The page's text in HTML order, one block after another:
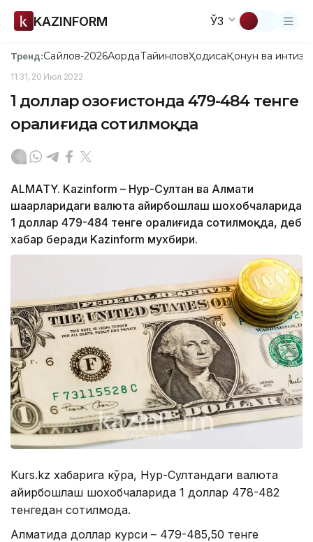
KAZINFORM ЎЗ
Тренд:Сайлов-2026АқордаТайинловҲодисаҚонун ва
11:31, 20 Июл 2022
1 доллар Қозоғистонда 479-484 тенге
оралиғида сотилмоқда
ALMATY. Kazinform – Нур-Султан ва Алмати
шаҳарларидаги валюта айирбошлаш шохобчаларида
1 доллар 479-484 тенге оралиғида сотилмоқда, деб
хабар беради Kazinform мухбири.
Kurs.kz хабарига кўра, Нур-Султандаги валюта
айирбошлаш шохобчаларида 1 доллар 478-482
тенгедан сотилмоқда.
Алматида доллар курси – 479-485,50 тенге